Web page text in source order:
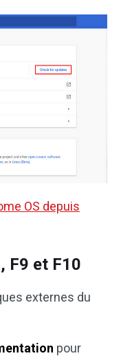
OS depuis
F9 et F10
externes du
pour